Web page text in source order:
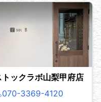
トックラボ山梨甲府店
070-3369-4120